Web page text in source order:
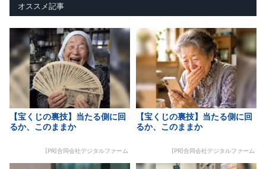
オススメ記事
【宝くじの裏技】当たる側に回
るか、このままか
[PR]合同会社デジタルファーム
【宝くじの裏技】当たる側に回
るか、このままか
[PR]合同会社デジタルファーム